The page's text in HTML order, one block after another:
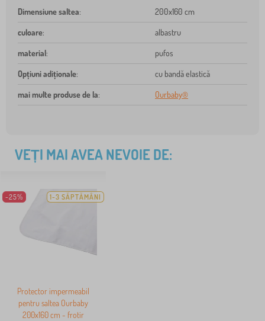
Dimensiune saltea: 200x160 cm
culoare: albastru
material: pufos
Opțiuni adiționale: cu bandă elastică
mai multe produse de la: Ourbaby®
VEȚI MAI AVEA NEVOIE DE:
-25% 1-3 SĂPTĂMÂNI
Protector impermeabil
pentru saltea Ourbaby
200x160 cm - frotir